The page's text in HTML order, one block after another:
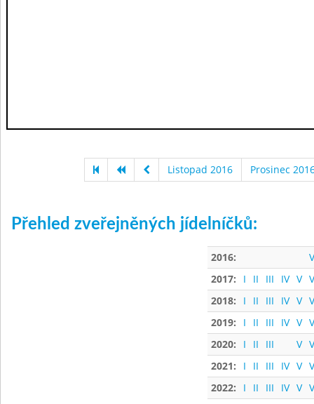
Listopad 2016 Prosinec
Přehled zveřejněných jídelníčků:
2016:
2017:
I II III IV V
2018:
I II III IV V
2019:
I II III IV V
2020:
I II III V
2021:
I II III IV V
2022:
I II III IV V